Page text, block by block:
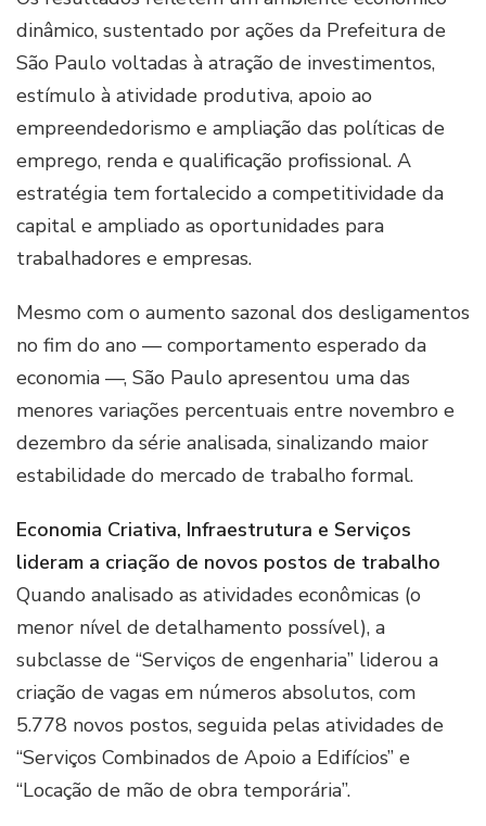
dinâmico, sustentado por ações da Prefeitura de
São Paulo voltadas à atração de investimentos,
estímulo à atividade produtiva, apoio ao
empreendedorismo e ampliação das políticas de
emprego, renda e qualificação profissional. A
estratégia tem fortalecido a competitividade da
capital e ampliado as oportunidades para
trabalhadores e empresas.
Mesmo com o aumento sazonal dos desligamentos
no fim do ano — comportamento esperado da
economia —, São Paulo apresentou uma das
menores variações percentuais entre novembro e
dezembro da série analisada, sinalizando maior
estabilidade do mercado de trabalho formal.
Economia Criativa, Infraestrutura e Serviços
lideram a criação de novos postos de trabalho
Quando analisado as atividades econômicas (o
menor nível de detalhamento possível), a
subclasse de “Serviços de engenharia” liderou a
criação de vagas em números absolutos, com
5.778 novos postos, seguida pelas atividades de
“Serviços Combinados de Apoio a Edifícios” e
“Locação de mão de obra temporária”.